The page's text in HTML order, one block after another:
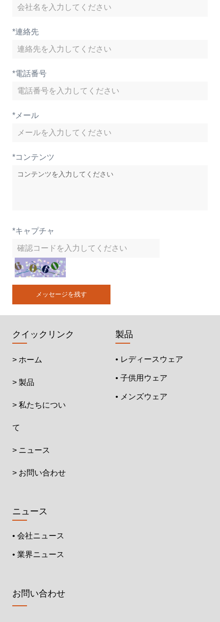
*連絡先
*電話番号
*メール
*コンテンツ
*キャプチャ
メッセージを残す
クイックリンク
> ホーム
> 製品
> 私たちについ
て
> ニュース
> お問い合わせ
製品
• レディースウェア
• 子供用ウェア
• メンズウェア
ニュース
• 会社ニュース
• 業界ニュース
お問い合わせ